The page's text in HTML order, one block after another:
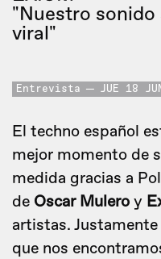
"Nuestro sonido
viral"
Entrevista JUE 18
El techno español
mejor momento de
medida gracias a
de Oscar Mulero y
artistas.
que nos